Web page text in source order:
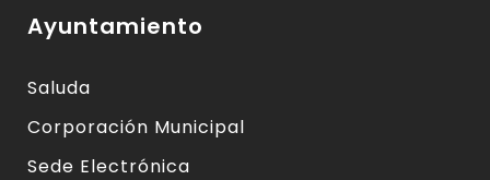
Ayuntamiento
Saluda
Corporación Municipal
Sede Electrónica